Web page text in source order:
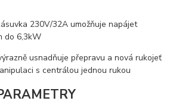
230V/32A umožňuje napájet
do 6,3kW
usnadňuje přepravu a nová rukojeť
s centrálou jednou rukou